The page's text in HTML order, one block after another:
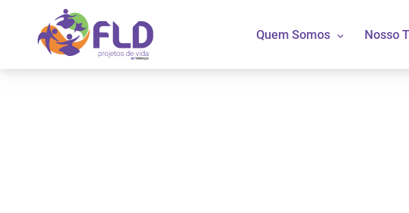
Quem Somos Nosso